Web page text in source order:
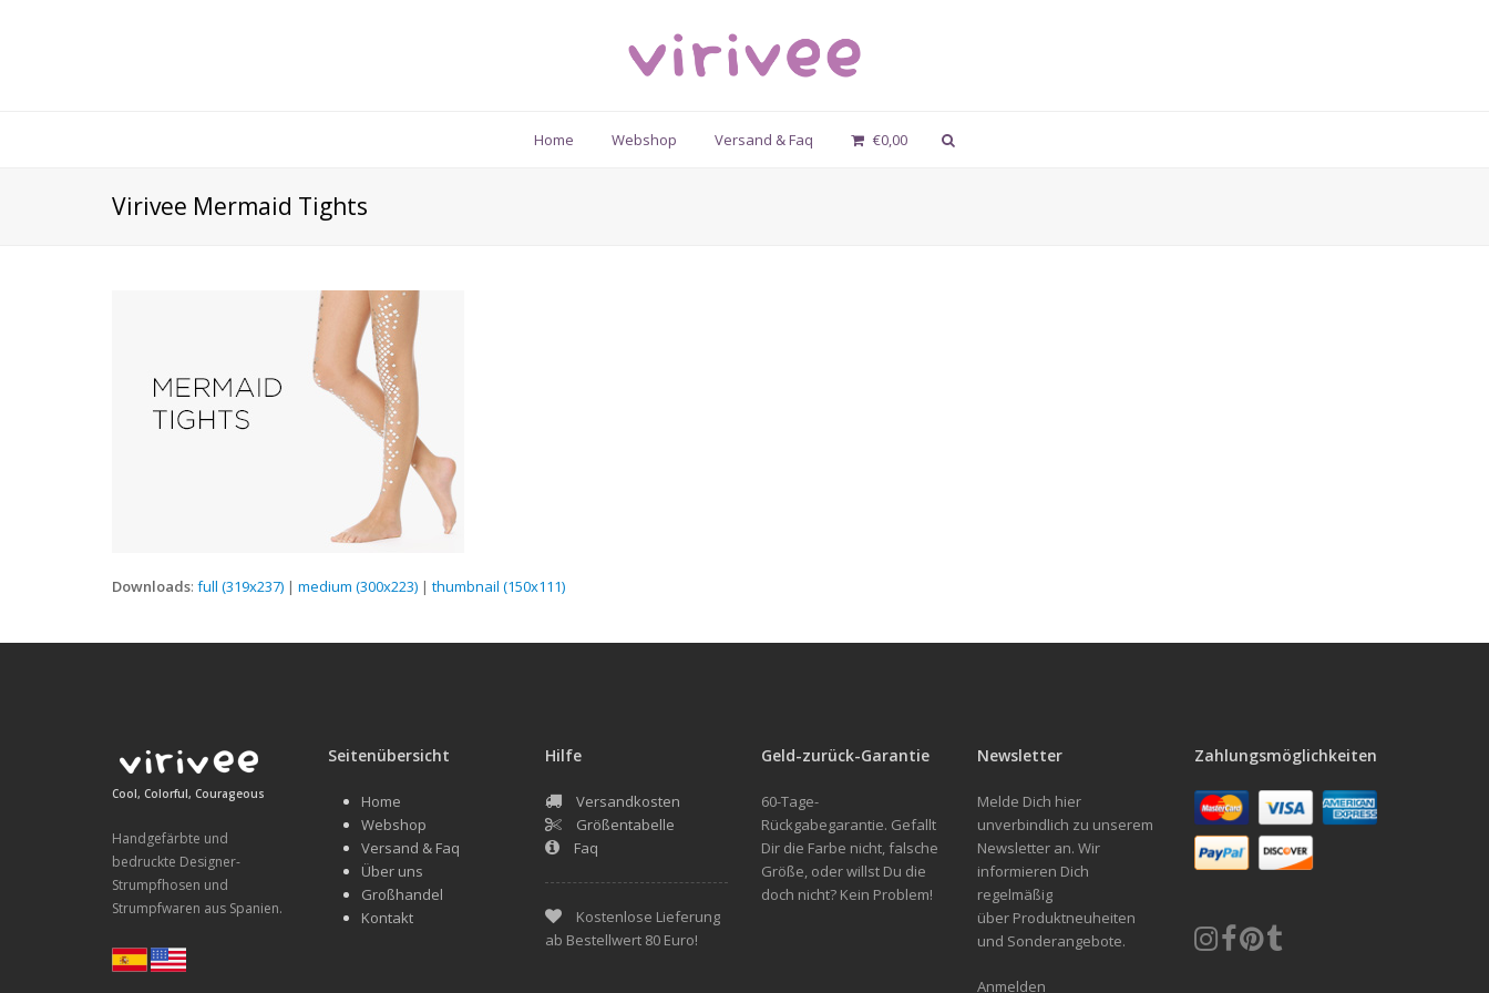
Home Webshop Versand & Faq €0,00
Virivee Mermaid Tights
Downloads: full (319x237)| medium (300x223)| thumbnail (150x111)
Cool, Colorful, Courageous
Handgefärbte und
bedruckte Designer-
Strumpfhosen und
Strumpfwaren aus Spanien.
Seitenübersicht
Home
Webshop
Versand & Faq
Über uns
Großhandel
Kontakt
Hilfe
Versandkosten
Größentabelle
Faq
Kostenlose Lieferung
ab Bestellwert 80 Euro!
Geld-zurück-Garantie
60-Tage-
Rückgabegarantie. Gefallt
Dir die Farbe nicht, falsche
Größe, oder willst Du die
doch nicht? Kein Problem!
Newsletter
Melde Dich hier
unverbindlich zu unserem
Newsletter an. Wir
informieren Dich
regelmäßig
über Produktneuheiten
und Sonderangebote.
Anmelden
Zahlungsmöglichkeiten